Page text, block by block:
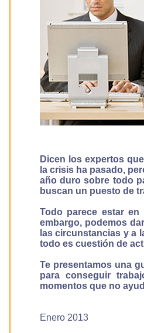
Dicen los expertos
la crisis ha pasado,
año duro sobre todo
buscan un puesto de
Todo parece estar en
embargo, podemos
las circunstancias y a
todo es cuestión de
Te presentamos una
para conseguir
momentos que no
Enero 2013